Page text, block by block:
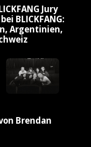
Jury
BLICKFANG:
Argentinien,
Brendan